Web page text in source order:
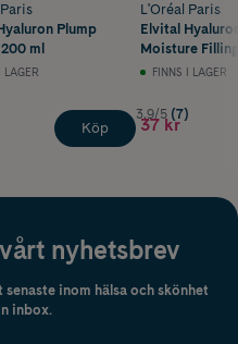
Plump
ml
LAGER
Köp
L'Oréal Paris
Elvital
Moisture
250 ml
FINNS I LAGER
3.9/5 (7)
37 kr
nyhetsbrev
inom hälsa och skönhet
inbox.